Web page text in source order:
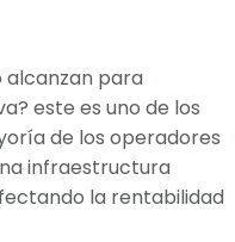
alcanzan para
este es uno de los
de los operadores
infraestructura
la rentabilidad